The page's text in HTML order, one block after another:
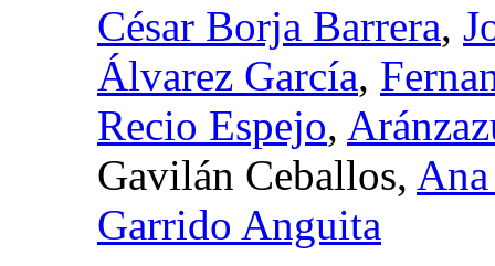
César Borja Barrera,
Álvarez García,
Recio Espejo,
Gavilán Ceballos,
Garrido Anguita